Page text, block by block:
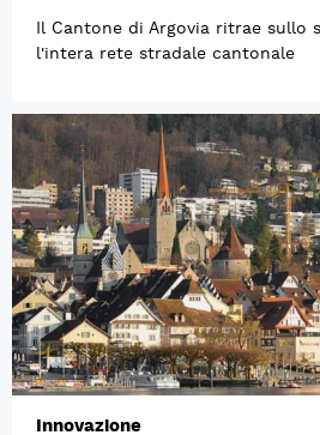
Il Cantone di Argovia ritrae sullo
l'intera rete stradale cantonale
Innovazione